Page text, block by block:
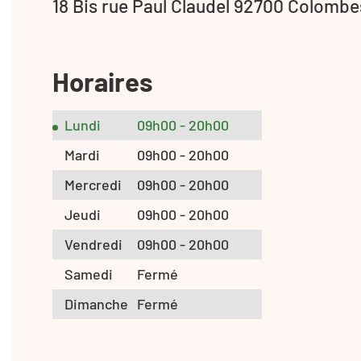
18 Bis rue Paul Claudel 92700
Horaires
Lundi
09h00 - 20h00
Mardi
09h00 - 20h00
Mercredi
09h00 - 20h00
Jeudi
09h00 - 20h00
Vendredi
09h00 - 20h00
Samedi
Fermé
Dimanche Fermé